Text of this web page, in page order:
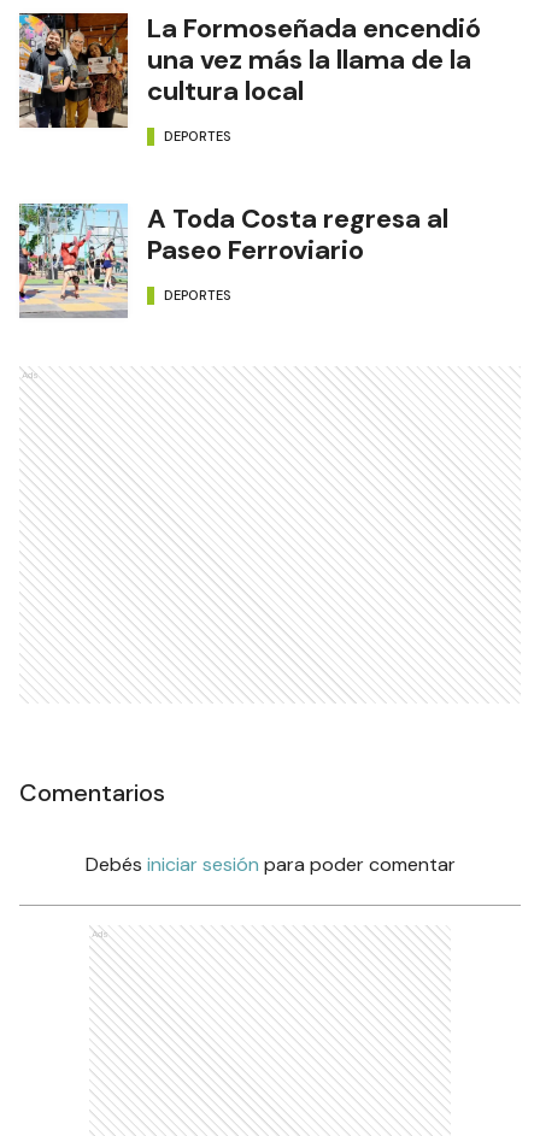
La Formoseñada encendió
una vez más la llama de la
cultura local
DEPORTES
A Toda Costa regresa al
Paseo Ferroviario
DEPORTES
Ads
Comentarios
Debés iniciar sesión para poder comentar
Ads